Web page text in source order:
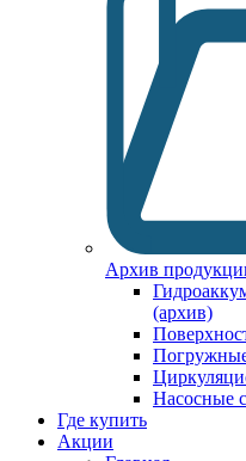
Архив
(архив)
Насосные
Где купить
Акции